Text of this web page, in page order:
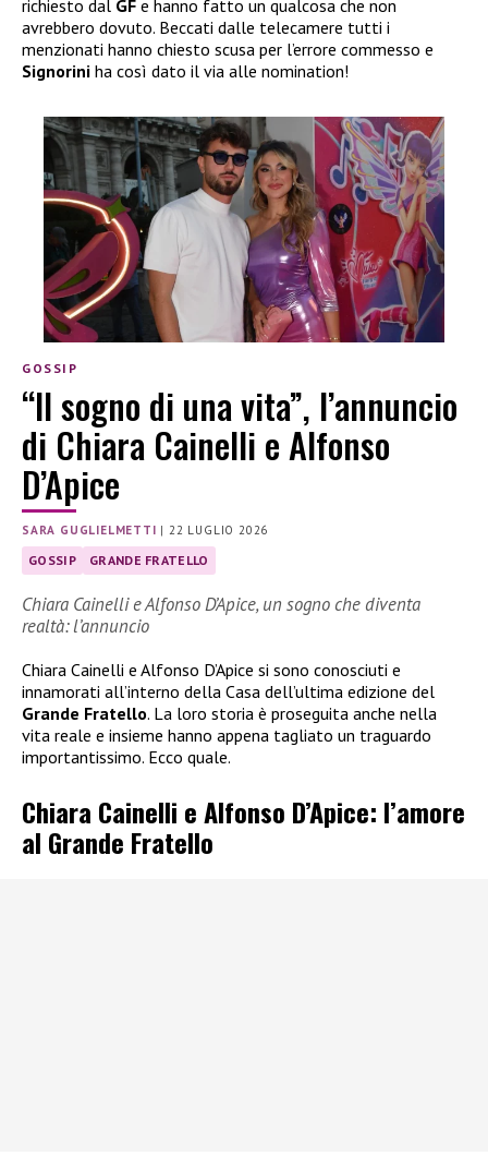
richiesto dal GF e hanno fatto un qualcosa che non
avrebbero dovuto. Beccati dalle telecamere tutti i
menzionati hanno chiesto scusa per l’errore commesso e
Signorini ha così dato il via alle nomination!
GOSSIP
“Il sogno di una vita”, l’annuncio
di Chiara Cainelli e Alfonso
D’Apice
SARA GUGLIELMETTI |22 LUGLIO 2026
GOSSIP GRANDE FRATELLO
Chiara Cainelli e Alfonso D’Apice, un sogno che diventa
realtà: l’annuncio
Chiara Cainelli e Alfonso D’Apice si sono conosciuti e
innamorati all’interno della Casa dell’ultima edizione del
Grande Fratello. La loro storia è proseguita anche nella
vita reale e insieme hanno appena tagliato un traguardo
importantissimo. Ecco quale.
Chiara Cainelli e Alfonso D’Apice: l’amore
al Grande Fratello